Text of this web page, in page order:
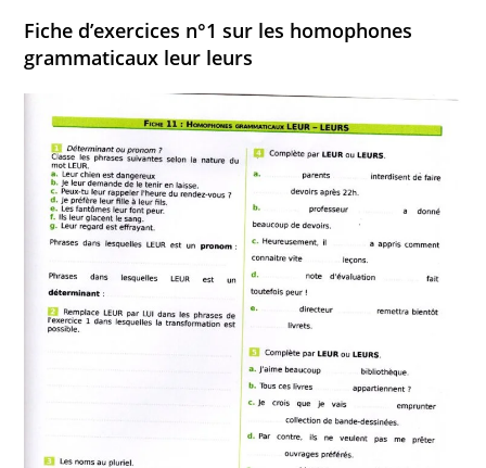
Fiche d’exercices n°1 sur les homophones
grammaticaux leur leurs